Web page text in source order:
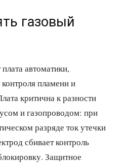
газовый
автоматики,
пламени и
критична к разности
и газопроводом: при
разряде ток утечки
сбивает контроль
Защитное